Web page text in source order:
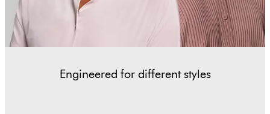
Engineered for different styles